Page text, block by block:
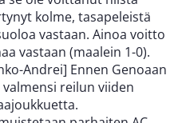
kolme, tasapeleistä
vastaan. Ainoa voitto
vastaan (maalein 1-0).
Andrei] Ennen Genoaan
reilun viiden